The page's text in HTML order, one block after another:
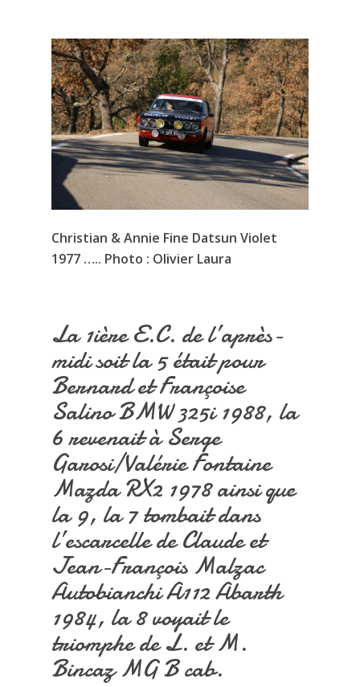
Christian & Annie Fine Datsun Violet
1977 ….. Photo : Olivier Laura
La 1ière E.C. de l’après-
midi soit la 5 était pour
Bernard et Françoise
Salino BMW 325i 1988, la
6 revenait à Serge
Garosi/Valérie Fontaine
Mazda RX2 1978 ainsi que
la 9, la 7 tombait dans
l’escarcelle de Claude et
Jean-François Malzac
Autobianchi A112 Abarth
1984, la 8 voyait le
triomphe de L. et M.
Bincaz MG B cab.